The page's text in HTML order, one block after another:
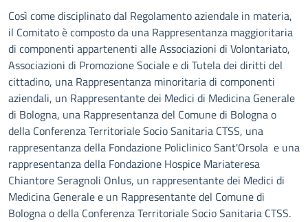
Così come disciplinato dal Regolamento aziendale in materia,
il Comitato è composto da una Rappresentanza maggioritaria
di componenti appartenenti alle Associazioni di Volontariato,
Associazioni di Promozione Sociale e di Tutela dei diritti del
cittadino, una Rappresentanza minoritaria di componenti
aziendali, un Rappresentante dei Medici di Medicina Generale
di Bologna, una Rappresentanza del Comune di Bologna o
della Conferenza Territoriale Socio Sanitaria CTSS, una
rappresentanza della Fondazione Policlinico Sant'Orsola e una
rappresentanza della Fondazione Hospice Mariateresa
Chiantore Seragnoli Onlus, un rappresentante dei Medici di
Medicina Generale e un Rappresentante del Comune di
Bologna o della Conferenza Territoriale Socio Sanitaria CTSS.